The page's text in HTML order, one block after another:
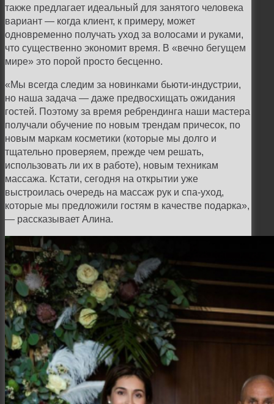
также предлагает идеальный для занятого человека
вариант — когда клиент, к примеру, может
одновременно получать уход за волосами и руками,
что существенно экономит время. В «вечно бегущем
мире» это порой просто бесценно.
«Мы всегда следим за новинками бьюти-индустрии,
но наша задача — даже предвосхищать ожидания
гостей. Поэтому за время ребрендинга наши мастера
получали обучение по новым трендам причесок, по
новым маркам косметики (которые мы долго и
тщательно проверяем, прежде чем решать,
использовать ли их в работе), новым техникам
массажа. Кстати, сегодня на открытии уже
выстроилась очередь на массаж рук и спа-уход,
которые мы предложили гостям в качестве подарка»,
— рассказывает Алина.